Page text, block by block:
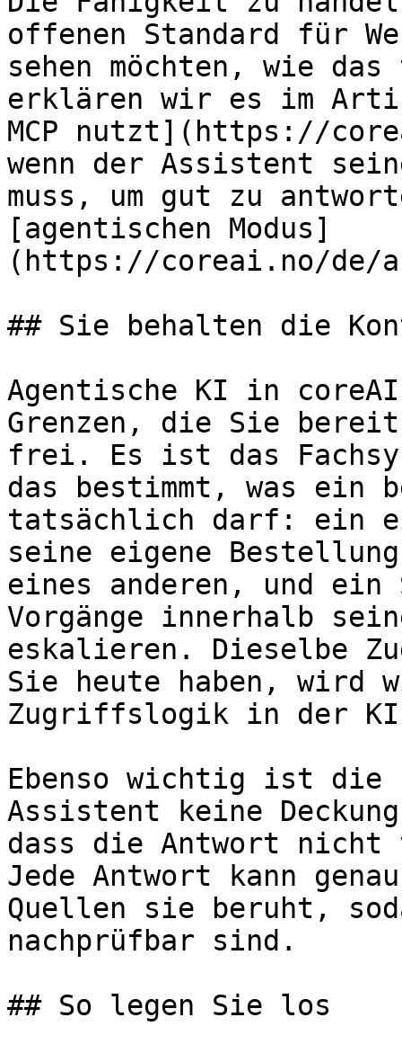
offenen Standard für
sehen möchten, wie
erklären wir es im
MCP nutzt](https://
wenn der Assistent
muss, um gut zu
[agentischen Modus]
(https://coreai.no/de/
## Sie behalten die
Agentische KI in
Grenzen, die Sie
frei. Es ist das
das bestimmt, was ein
tatsächlich darf: ein
seine eigene
eines anderen, und ein
Vorgänge innerhalb
eskalieren. Dieselbe
Sie heute haben, wird
Zugriffslogik in der
Ebenso wichtig ist
Assistent keine
dass die Antwort
Jede Antwort kann
Quellen sie beruht,
nachprüfbar sind.
## So legen Sie los